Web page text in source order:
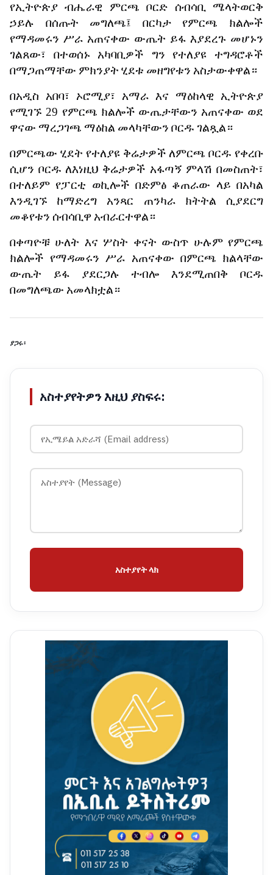
የኢትዮጵያ ብሔራዊ ምርጫ ቦርድ ሰብሳቢ ሜላትወርቅ
ኃይሉ
በሰጡት መግለጫ፤ በርካታ የምርጫ
ክልሎች
የማዳመሩን ሥራ አጠናቀው ውጤት ይፋ እያደረጉ መሆኑን
ገልጸው፣
በተወሰኑ አካባቢዎች ግን የተለያዩ
ተግዳሮቶች
በማጋጠማቸው ምክንያት ሂደቱ መዘግየቱን አስታውቀዋል።
በአዲስ
አበባ፣ ኦሮሚያ፣ አማራ እና ማዕከላዊ ኢትዮጵያ
የሚገኙ 29 የምርጫ ክልሎች ውጤታቸውን አጠናቀው ወደ
ዋናው ማረጋገጫ ማዕከል መላካቸውን ቦርዱ ገልጿል።
በምርጫው ሂደት የተለያዩ ቅሬታዎች ለምርጫ ቦርዱ የቀረቡ
ሲሆን ቦርዱ ለእነዚህ ቅሬታዎች አፋጣኝ ምላሽ በመስጠት፣
በተለይም የፓርቲ ወኪሎች በድምፅ ቆጠራው ላይ በአካል
እንዲገኙ
ከማድረግ አንጻር ጠንካራ ክትትል
ሲያደርግ
መቆየቱን ሰብሳቢዋ አብራርተዋል።
በቀጣዮቹ ሁለት እና ሦስት ቀናት ውስጥ ሁሉም የምርጫ
ክልሎች የማዳመሩን ሥራ አጠናቀው በምርጫ ክልላቸው
ውጤት
ይፋ ያደርጋሉ ተብሎ እንደሚጠበቅ
ቦርዱ
በመግለጫው አመላክቷል።
ያጋሩ፡
አስተያየትዎን እዚህ ያስፍሩ:
አስተያየት ላክ